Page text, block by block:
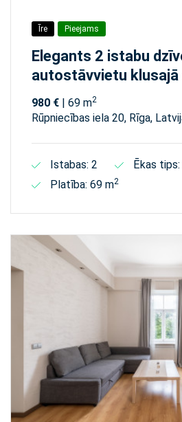
Īre Pieejams
Elegants 2 istabu
autostāvvietu klusajā
980 € | 69 m2
Rūpniecības iela 20, Rīga,
Istabas: 2
Ēkas
Platība: 69 m2